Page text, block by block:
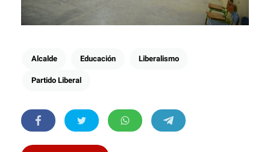
Alcalde Educación Liberalismo
Partido Liberal